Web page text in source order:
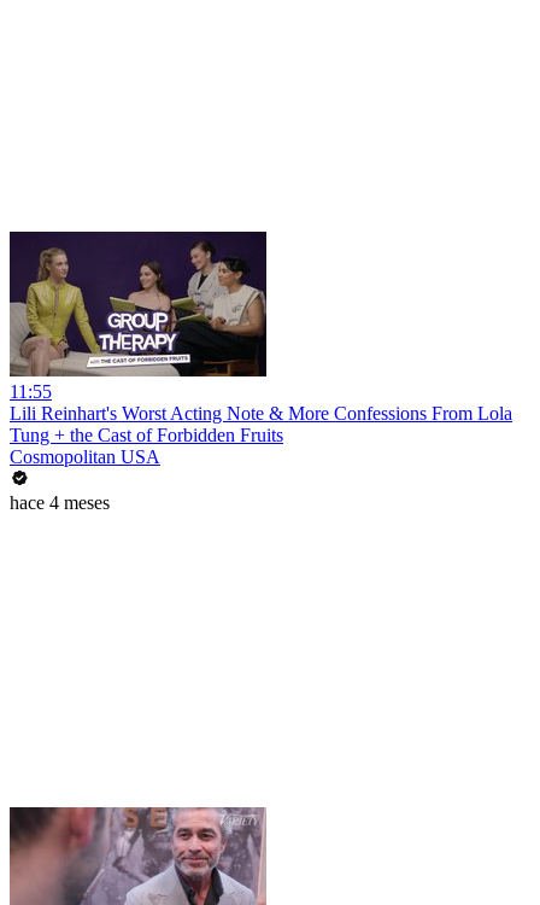
11:55
Lili Reinhart's Worst Acting Note & More Confessions From Lola
Tung + the Cast of Forbidden Fruits
Cosmopolitan USA
hace 4 meses